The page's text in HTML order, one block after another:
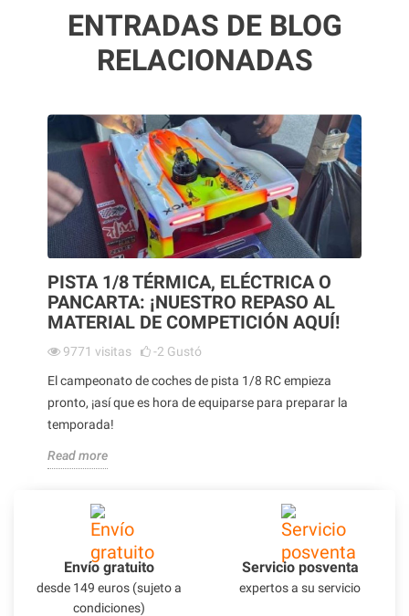
ENTRADAS DE BLOG
RELACIONADAS
PISTA 1/8 TÉRMICA, ELÉCTRICA O
PANCARTA: ¡NUESTRO REPASO AL
MATERIAL DE COMPETICIÓN AQUÍ!
9771visitas -2 Gustó
El campeonato de coches de pista 1/8 RC empieza
pronto, ¡así que es hora de equiparse para preparar la
temporada!
Read more
Envío gratuito
desde 149 euros (sujeto a
condiciones)
Servicio posventa
expertos a su servicio